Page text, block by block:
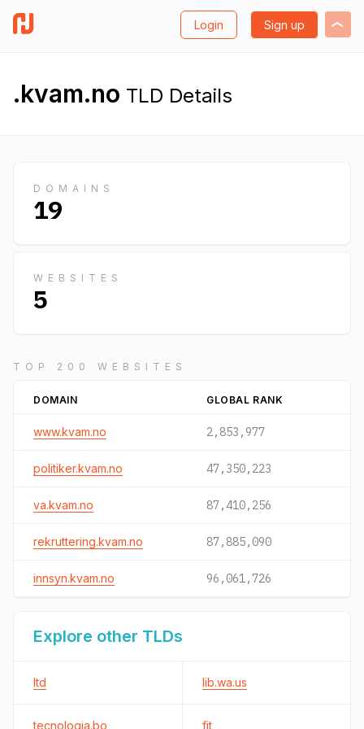
Login Sign up
.kvam.no TLD Details
DOMAINS
19
WEBSITES
5
TOP 200 WEBSITES
DOMAIN GLOBAL RANK
www.kvam.no 2,853,977
politiker.kvam.no 47,350,223
va.kvam.no 87,410,256
rekruttering.kvam.no 87,885,090
innsyn.kvam.no 96,061,726
Explore other TLDs
ltd lib.wa.us
tecnologia.bo fit